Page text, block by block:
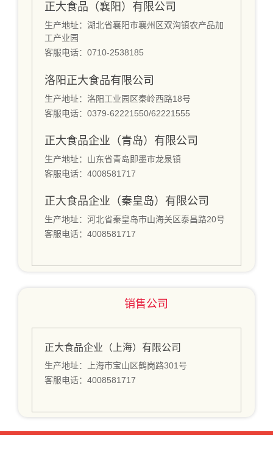
正大食品（襄阳）有限公司
生产地址：湖北省襄阳市襄州区双沟镇农产品加
工产业园
客服电话：0710-2538185
洛阳正大食品有限公司
生产地址：洛阳工业园区秦岭西路18号
客服电话：0379-62221550/62221555
正大食品企业（青岛）有限公司
生产地址：山东省青岛即墨市龙泉镇
客服电话：4008581717
正大食品企业（秦皇岛）有限公司
生产地址：河北省秦皇岛市山海关区泰昌路20号
客服电话：4008581717
销售公司
正大食品企业（上海）有限公司
生产地址：上海市宝山区鹤岗路301号
客服电话：4008581717